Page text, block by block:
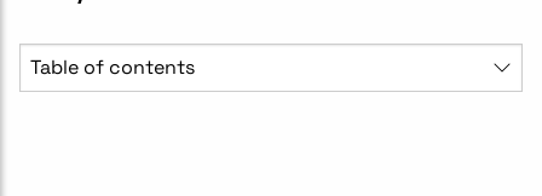
Table of contents